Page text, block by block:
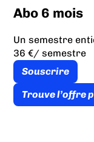
Abo 6 mois
Un semestre
36 €/ semestre
Souscrire
Trouve l’offre